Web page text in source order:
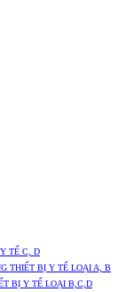
TẾ C, D
THIẾT BỊ Y TẾ LOẠI A, B
BỊ Y TẾ LOẠI B,C,D